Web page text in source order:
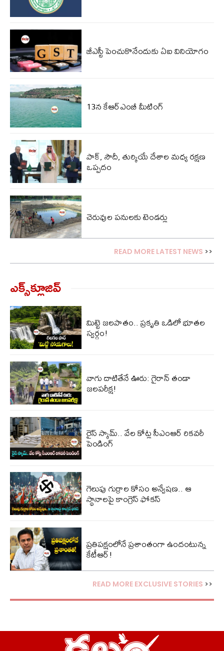
జీఎస్టీ పెంచుకొనేందుకు ఏఐ వినియోగం
13న కేఆర్‌‌ఎంబీ మీటింగ్
పాక్‌, సౌదీ, తుర్కియే దేశాల మధ్య రక్షణ
ఒప్పదం
చెరువుల పనులకు టెండర్లు
READ MORE LATEST NEWS >>
ఎక్స్‌క్లూజివ్‌
మిట్టె జలపాతం.. ప్రకృతి ఒడిలో భూతల
స్వర్గం!
వాగు దాటితేనే ఊరు: గైరాన్ తండా
జలపరీక్ష!
రైస్ స్కామ్.. వేల కోట్ల‌ సీఎంఆర్ రికవరీ
పెండింగ్
గెలుపు గుర్రాల కోసం అన్వేషణ.. ఆ
స్థానాలపై కాంగ్రెస్ ఫోకస్
ప్ర‌తిప‌క్షంలోనే ప్ర‌శాంతంగా ఉందంటున్న
కేటీఆర్!
READ MORE EXCLUSIVE STORIES >>